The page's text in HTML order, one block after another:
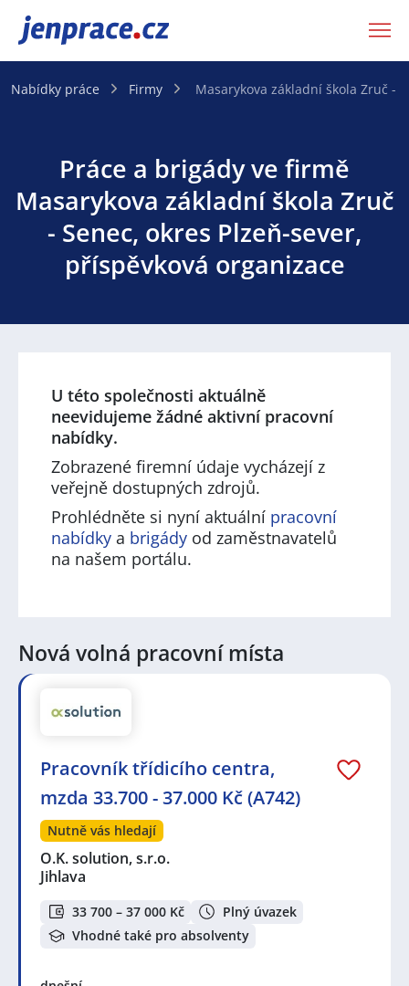
JenPráce.cz
Nabídky práce Firmy Masarykova základní škola Zruč -
Práce a brigády ve firmě
Masarykova základní škola Zruč
- Senec, okres Plzeň-sever,
příspěvková organizace
U této společnosti aktuálně
neevidujeme žádné aktivní pracovní
nabídky.
Zobrazené firemní údaje vycházejí z
veřejně dostupných zdrojů.
Prohlédněte si nyní aktuální pracovní
nabídky a brigády od zaměstnavatelů
na našem portálu.
Nová volná pracovní místa
Pracovník třídicího centra,
mzda 33.700 - 37.000 Kč (A742)
Nutně vás hledají
O.K. solution, s.r.o.
Jihlava
33 700 – 37 000 Kč
Plný úvazek
Vhodné také pro absolventy